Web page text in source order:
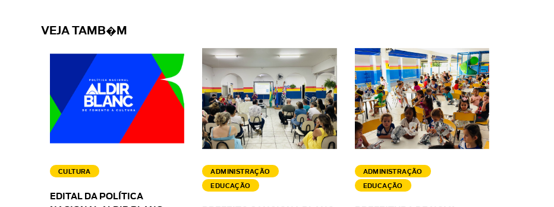
VEJA TAMB�M
CULTURA
EDITAL DA POLÍTICA
ADMINISTRAÇÃO
EDUCAÇÃO
ADMINISTRAÇÃO
EDUCAÇÃO